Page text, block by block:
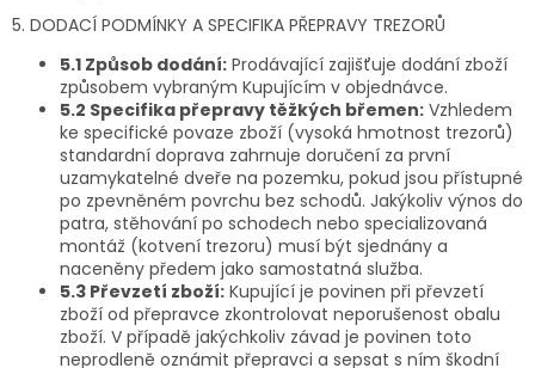
5. DODACÍ PODMÍNKY A SPECIFIKA PŘEPRAVY TREZORŮ
5.1 Způsob dodání: Prodávající zajišťuje dodání zboží
způsobem vybraným Kupujícím v objednávce.
5.2 Specifika přepravy těžkých břemen: Vzhledem
ke specifické povaze zboží (vysoká hmotnost trezorů)
standardní doprava zahrnuje doručení za první
uzamykatelné dveře na pozemku, pokud jsou přístupné
po zpevněném povrchu bez schodů. Jakýkoliv výnos do
patra, stěhování po schodech nebo specializovaná
montáž (kotvení trezoru) musí být sjednány a
naceněny předem jako samostatná služba.
5.3 Převzetí zboží: Kupující je povinen při převzetí
zboží od přepravce zkontrolovat neporušenost obalu
zboží. V případě jakýchkoliv závad je povinen toto
neprodleně oznámit přepravci a sepsat s ním škodní